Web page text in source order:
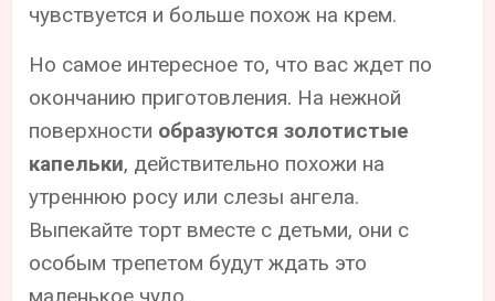
чувствуется и больше похож на крем.
Но самое интересное то, что вас ждет по
окончанию приготовления. На нежной
поверхности образуются золотистые
капельки, действительно похожи на
утреннюю росу или слезы ангела.
Выпекайте торт вместе с детьми, они с
особым трепетом будут ждать это